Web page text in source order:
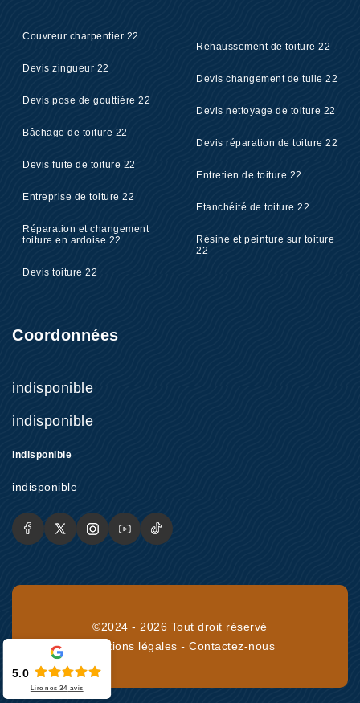
Couvreur charpentier 22
Devis zingueur 22
Devis pose de gouttière 22
Bâchage de toiture 22
Devis fuite de toiture 22
Entreprise de toiture 22
Réparation et changement
toiture en ardoise 22
Devis toiture 22
Rehaussement de toiture 22
Devis changement de tuile 22
Devis nettoyage de toiture 22
Devis réparation de toiture 22
Entretien de toiture 22
Etanchéité de toiture 22
Résine et peinture sur toiture
22
Coordonnées
indisponible
indisponible
indisponible
indisponible
©2024 - 2026 Tout droit réservé
Mentions légales -Contactez-nous
5.0
Lire nos34 avis